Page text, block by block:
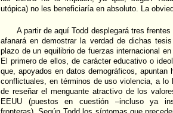
utópica) no les beneficiaría en absoluto. La
A partir de aquí Todd desplegará tres
afanará en demostrar la verdad de dichas
plazo de un equilibrio de fuerzas internacional
El primero de ellos, de carácter educativo o
que, apoyados en datos demográficos, apuntan
conflictuales, en términos de uso violencia, a lo
de reseñar el menguante atractivo de los
EEUU (puestos en cuestión –incluso ya